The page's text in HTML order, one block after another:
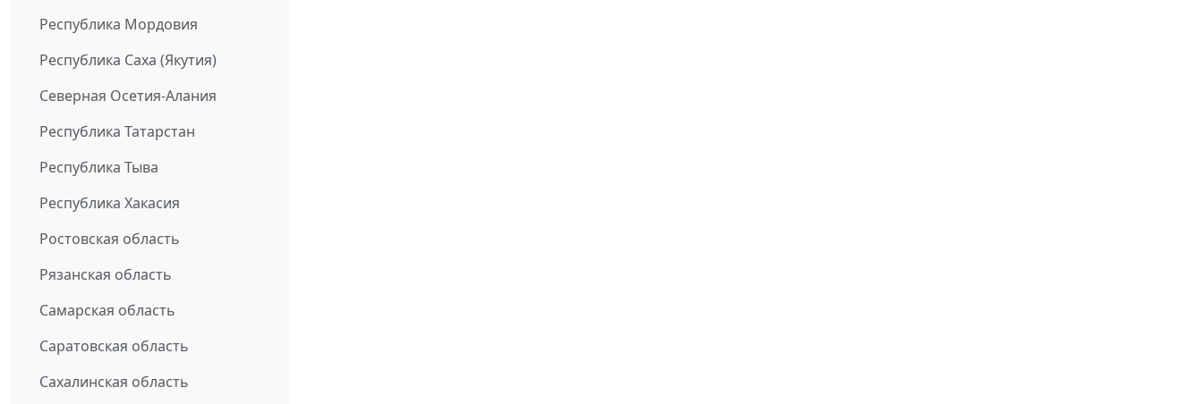
Республика Мордовия
Республика Саха (Якутия)
Северная Осетия-Алания
Республика Татарстан
Республика Тыва
Республика Хакасия
Ростовская область
Рязанская область
Самарская область
Саратовская область
Сахалинская область